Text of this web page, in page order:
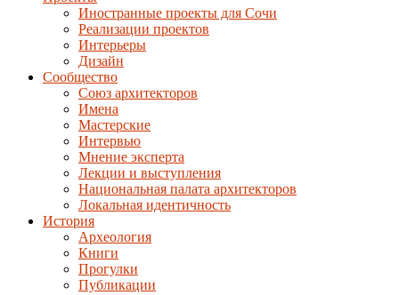
Иностранные проекты для Сочи
Реализации проектов
Интерьеры
Дизайн
Сообщество
Союз архитекторов
Имена
Мастерские
Интервью
Мнение эксперта
Лекции и выступления
Национальная палата архитекторов
Локальная идентичность
История
Археология
Книги
Прогулки
Публикации